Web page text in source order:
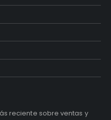
reciente sobre ventas y